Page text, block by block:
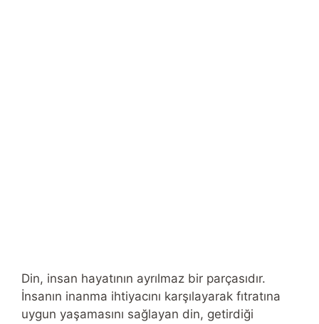
Din, insan hayatının ayrılmaz bir parçasıdır.
İnsanın inanma ihtiyacını karşılayarak fıtratına
uygun yaşamasını sağlayan din, getirdiği